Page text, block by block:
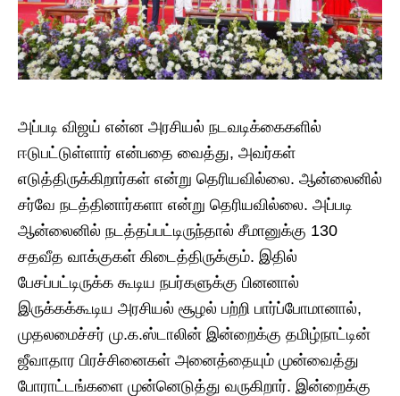
அப்படி விஜய் என்ன அரசியல் நடவடிக்கைகளில்
ஈடுபட்டுள்ளார் என்பதை வைத்து, அவர்கள்
எடுத்திருக்கிறார்கள் என்று தெரியவில்லை. ஆன்லைனில்
சர்வே நடத்தினார்களா என்று தெரியவில்லை. அப்படி
ஆன்லைனில் நடத்தப்பட்டிருந்தால் சீமானுக்கு 130
சதவீத வாக்குகள் கிடைத்திருக்கும். இதில்
பேசப்பட்டிருக்க கூடிய நபர்களுக்கு பினனால்
இருக்கக்கூடிய அரசியல் சூழல் பற்றி பார்ப்போமானால்,
முதலமைச்சர் மு.க.ஸ்டாலின் இன்றைக்கு தமிழ்நாட்டின்
ஜீவாதார பிரச்சினைகள் அனைத்தையும் முன்வைத்து
போராட்டங்களை முன்னெடுத்து வருகிறார். இன்றைக்கு